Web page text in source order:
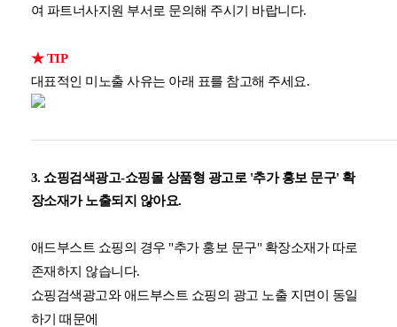
여 파트너사지원 부서로 문의해 주시기 바랍니다.
★ TIP
대표적인 미노출 사유는 아래 표를 참고해 주세요.
3. 쇼핑검색광고-쇼핑몰 상품형 광고로 '추가 홍보 문구' 확
장소재가 노출되지 않아요.
애드부스트 쇼핑의 경우 "추가 홍보 문구" 확장소재가 따로
존재하지 않습니다.
쇼핑검색광고와 애드부스트 쇼핑의 광고 노출 지면이 동일
하기 때문에